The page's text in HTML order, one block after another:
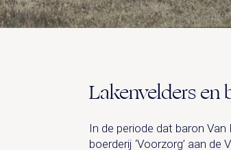
Lakenvelders en
In de periode dat baron
boerderij ‘Voorzorg’ aan